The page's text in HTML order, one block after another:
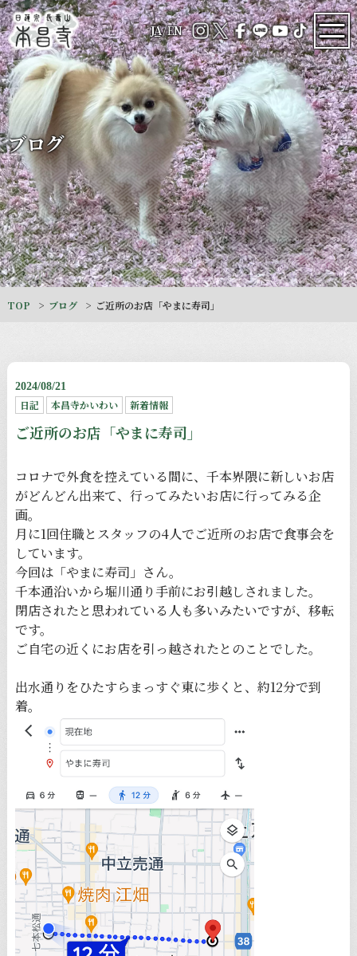
JA/EN
ブログ
TOP ブログ ご近所のお店「やまに寿司」
2024/08/21
日記 本昌寺かいわい 新着情報
ご近所のお店「やまに寿司」
コロナで外食を控えている間に、千本界隈に新しいお店
がどんどん出来て、行ってみたいお店に行ってみる企
画。
月に1回住職とスタッフの4人でご近所のお店で食事会を
しています。
今回は「やまに寿司」さん。
千本通沿いから堀川通り手前にお引越しされました。
閉店されたと思われている人も多いみたいですが、移転
です。
ご自宅の近くにお店を引っ越されたとのことでした。
出水通りをひたすらまっすぐ東に歩くと、約12分で到
着。